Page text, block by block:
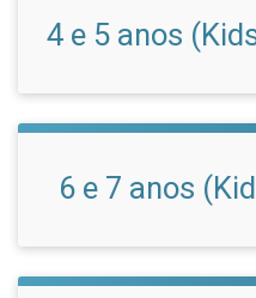
4 e 5 anos
6 e 7 anos